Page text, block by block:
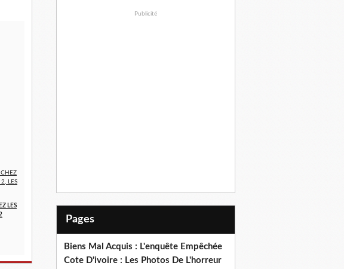
LES
Publicité
Pages
Biens Mal Acquis : L'enquête Empêchée
Cote D'ivoire : Les Photos De L'horreur